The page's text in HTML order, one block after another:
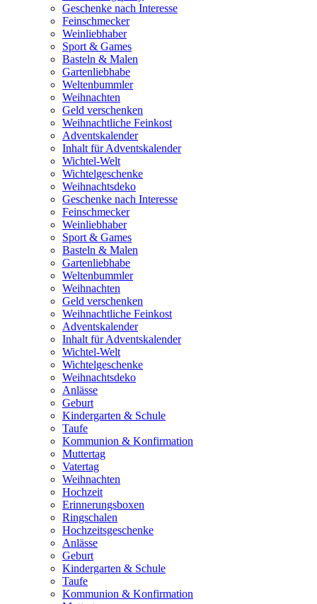
Geschenke nach Interesse
Feinschmecker
Weinliebhaber
Sport & Games
Basteln & Malen
Gartenliebhabe
Weltenbummler
Weihnachten
Geld verschenken
Weihnachtliche Feinkost
Adventskalender
Inhalt für Adventskalender
Wichtel-Welt
Wichtelgeschenke
Weihnachtsdeko
Geschenke nach Interesse
Feinschmecker
Weinliebhaber
Sport & Games
Basteln & Malen
Gartenliebhabe
Weltenbummler
Weihnachten
Geld verschenken
Weihnachtliche Feinkost
Adventskalender
Inhalt für Adventskalender
Wichtel-Welt
Wichtelgeschenke
Weihnachtsdeko
Anlässe
Geburt
Kindergarten & Schule
Taufe
Kommunion & Konfirmation
Muttertag
Vatertag
Weihnachten
Hochzeit
Erinnerungsboxen
Ringschalen
Hochzeitsgeschenke
Anlässe
Geburt
Kindergarten & Schule
Taufe
Kommunion & Konfirmation